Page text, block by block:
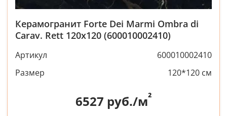
Керамогранит Forte Dei Marmi Ombra di
Carav. Rett 120x120 (600010002410)
Артикул
600010002410
Размер
120*120 см
6527 руб./м²